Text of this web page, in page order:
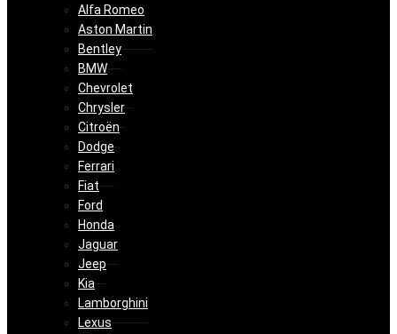
Alfa Romeo
Aston Martin
Bentley
BMW
Chevrolet
Chrysler
Citroën
Dodge
Ferrari
Fiat
Ford
Honda
Jaguar
Jeep
Kia
Lamborghini
Lexus